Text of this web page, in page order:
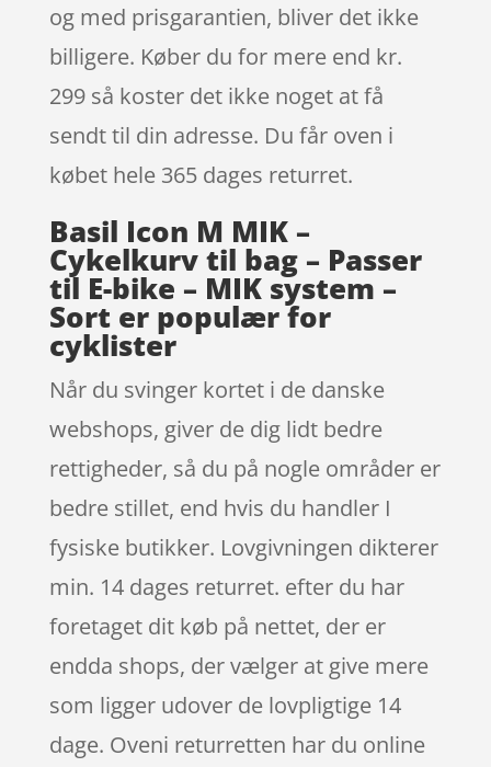
og med prisgarantien, bliver det ikke
billigere. Køber du for mere end kr.
299 så koster det ikke noget at få
sendt til din adresse. Du får oven i
købet hele 365 dages returret.
Basil Icon M MIK –
Cykelkurv til bag – Passer
til E-bike – MIK system –
Sort er populær for
cyklister
Når du svinger kortet i de danske
webshops, giver de dig lidt bedre
rettigheder, så du på nogle områder er
bedre stillet, end hvis du handler I
fysiske butikker. Lovgivningen dikterer
min. 14 dages returret. efter du har
foretaget dit køb på nettet, der er
endda shops, der vælger at give mere
som ligger udover de lovpligtige 14
dage. Oveni returretten har du online